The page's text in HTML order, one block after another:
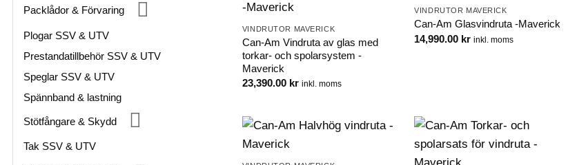
Packlådor & Förvaring
Plogar SSV & UTV
Prestandatillbehör SSV & UTV
Speglar SSV & UTV
Spännband & lastning
Stötfångare & Skydd
Tak SSV & UTV
VINDRUTOR MAVERICK
Can-Am Vindruta av glas med
torkar- och spolarsystem -
Maverick
23,390.00 kr inkl. moms
VINDRUTOR MAVERICK
Can-Am Glasvindruta -Maverick
14,990.00 kr inkl. moms